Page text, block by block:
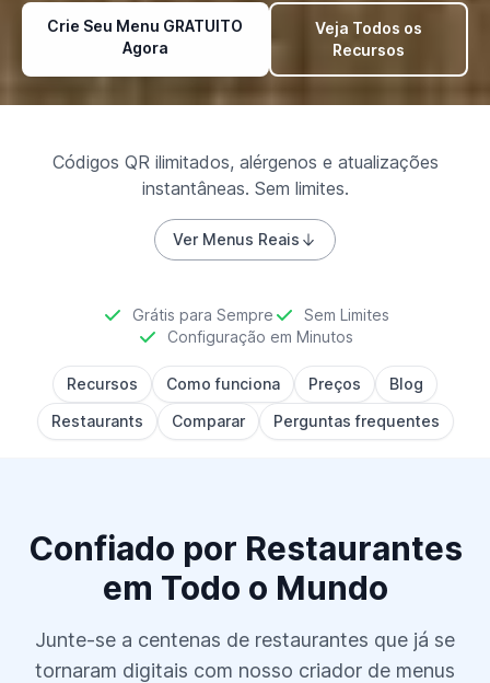
Crie Seu Menu GRATUITO
Agora
Veja Todos os
Recursos
Códigos QR ilimitados, alérgenos e atualizações
instantâneas. Sem limites.
Ver Menus Reais
Grátis para Sempre
Sem Limites
Configuração em Minutos
Recursos Como funciona Preços
Blog
Restaurants
Comparar Perguntas frequentes
Confiado por Restaurantes
em Todo o Mundo
Junte-se a centenas de restaurantes que já se
tornaram digitais com nosso criador de menus